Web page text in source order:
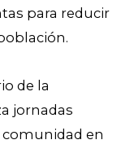
para reducir
de la
jornadas
comunidad en